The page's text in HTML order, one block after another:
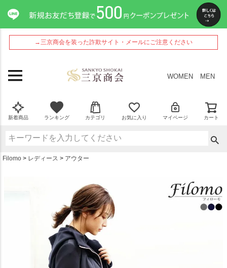
→三京商会を装った詐欺サイト・メールにご注意ください
WOMEN MEN
新着商品 ランキング カテゴリ お気に入り マイページ カート
Filomo レディース アウター
ペー
ジト
ップ
へ